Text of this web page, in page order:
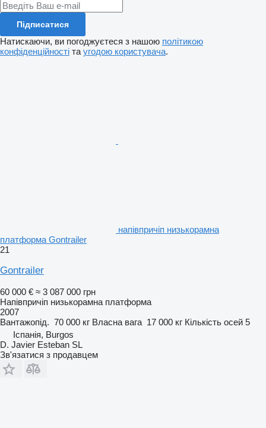
Підписатися
Натискаючи, ви погоджуєтеся з нашою політикою
конфіденційності та угодою користувача.
напівпричіп низькорамна
платформа Gontrailer
21
Gontrailer
60 000 € ≈ 3 087 000 грн
Напівпричіп низькорамна платформа
2007
Вантажопід. 70 000 кг Власна вага 17 000 кг Кількість осей 5
Іспанія, Burgos
D. Javier Esteban SL
Зв'язатися з продавцем